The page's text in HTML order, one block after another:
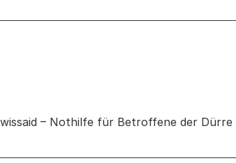
Geschäft
– Nothilfe für Betroffene der Dürre